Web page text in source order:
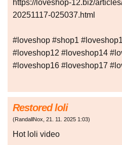
https://loveshop-12.biz/
20251117-025037.html
#loveshop #shop1
#loveshop12 #loveshop14
#loveshop16 #loveshop17
Restored loli
(RandallNox, 21. 11. 2025 1:03)
Hot loli video